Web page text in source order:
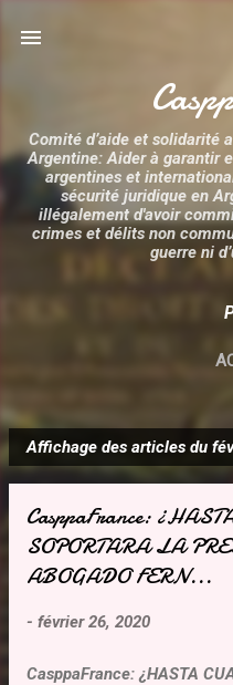
Comité d’aide et solidarité
Argentine: Aider à garantir
argentines et
sécurité juridique en
illégalement d'avoir
crimes et délits non
guerre ni
A
r
Affichage des articles du
CasppaFrance:
SOPORTARA LA
ABOGADO FERN...
- février 26, 2020
CasppaFrance: ¿HASTA